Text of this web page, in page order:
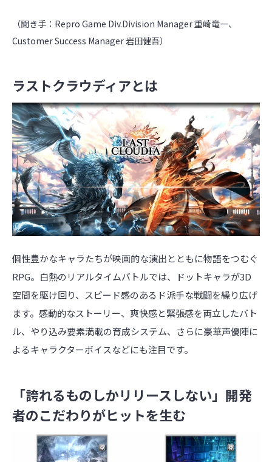
（聞き手：Repro Game Div.Division Manager 重崎竜一、
Customer Success Manager 岩田健吾）
ラストクラウディアとは
個性豊かなキャラたちが映画的な演出とともに物語をつむぐ
RPG。白熱のリアルタイムバトルでは、ドットキャラが3D
空間を駆け回り、スピード感のあるド派手な戦闘を繰り広げ
ます。感動的なストーリー、爽快感と緊張感を両立したバト
ル、やり込み要素満載の育成システム、さらに豪華声優陣に
よるキャラクターボイスなどにも注目です。
「誇れるものしかリリースしない」開発
者のこだわりがヒットを生む